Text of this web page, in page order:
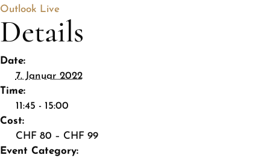
Outlook Live
Details
Date:
7. Januar 2022
Time:
11:45 - 15:00
Cost:
CHF 80 – CHF 99
Event Category: